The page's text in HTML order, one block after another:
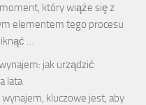
który wiąże się z
elementem tego procesu
…
jak urządzić
lata
kluczowe jest, aby